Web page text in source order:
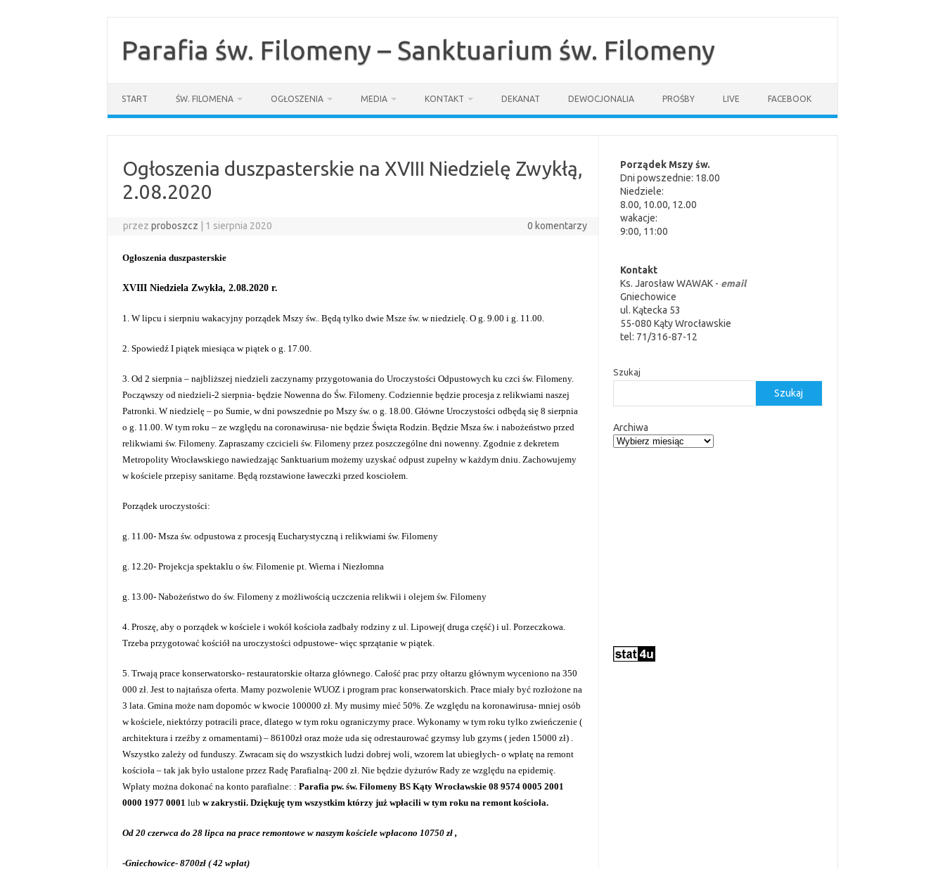
treściParafia św. Filomeny – Sanktuarium św. Filomeny
START ŚW. FILOMENA OGŁOSZENIA MEDIA KONTAKT DEKANAT DEWOCJONALIA PROŚBY LIVE FACEBOOK
Ogłoszenia duszpasterskie na XVIII Niedzielę Zwykłą,
2.08.2020
przezproboszcz 1 sierpnia 2020 0 komentarzy
Ogłoszenia duszpasterskie
XVIII Niedziela Zwykła, 2.08.2020 r.
1. W lipcu i sierpniu wakacyjny porządek Mszy św.. Będą tylko dwie Msze św. w niedzielę. O g. 9.00 i g. 11.00.
2. Spowiedź I piątek miesiąca w piątek o g. 17.00.
3. Od 2 sierpnia – najbliższej niedzieli zaczynamy przygotowania do Uroczystości Odpustowych ku czci św. Filomeny.
Począwszy od niedzieli-2 sierpnia- będzie Nowenna do Św. Filomeny. Codziennie będzie procesja z relikwiami naszej
Patronki. W niedzielę – po Sumie, w dni powszednie po Mszy św. o g. 18.00. Główne Uroczystości odbędą się 8 sierpnia
o g. 11.00. W tym roku – ze względu na coronawirusa- nie będzie Święta Rodzin. Będzie Msza św. i nabożeństwo przed
relikwiami św. Filomeny. Zapraszamy czcicieli św. Filomeny przez poszczególne dni nowenny. Zgodnie z dekretem
Metropolity Wrocławskiego nawiedzając Sanktuarium możemy uzyskać odpust zupełny w każdym dniu. Zachowujemy
w kościele przepisy sanitarne. Będą rozstawione ławeczki przed kosciołem.
Porządek uroczystości:
g. 11.00- Msza św. odpustowa z procesją Eucharystyczną i relikwiami św. Filomeny
g. 12.20- Projekcja spektaklu o św. Filomenie pt. Wierna i Niezłomna
g. 13.00- Nabożeństwo do św. Filomeny z możliwością uczczenia relikwii i olejem św. Filomeny
4. Proszę, aby o porządek w kościele i wokół kościoła zadbały rodziny z ul. Lipowej( druga część) i ul. Porzeczkowa.
Trzeba przygotować kościół na uroczystości odpustowe- więc sprzątanie w piątek.
5. Trwają prace konserwatorsko- restauratorskie ołtarza głównego. Całość prac przy ołtarzu głównym wyceniono na 350
000 zł. Jest to najtańsza oferta. Mamy pozwolenie WUOZ i program prac konserwatorskich. Prace miały być rozłożone na
3 lata. Gmina może nam dopomóc w kwocie 100000 zł. My musimy mieć 50%. Ze względu na koronawirusa- mniej osób
w kościele, niektórzy potracili prace, dlatego w tym roku ograniczymy prace. Wykonamy w tym roku tylko zwieńczenie (
architektura i rzeźby z ornamentami) – 86100zł oraz może uda się odrestaurować gzymsy lub gzyms ( jeden 15000 zł) .
Wszystko zależy od funduszy. Zwracam się do wszystkich ludzi dobrej woli, wzorem lat ubiegłych- o wpłatę na remont
kościoła – tak jak było ustalone przez Radę Parafialną- 200 zł. Nie będzie dyżurów Rady ze względu na epidemię.
Wpłaty można dokonać na konto parafialne: : Parafia pw. św. Filomeny BS Kąty Wrocławskie 08 9574 0005 2001
0000 1977 0001 lub w zakrystii. Dziękuję tym wszystkim którzy już wpłacili w tym roku na remont kościoła.
Od 20 czerwca do 28 lipca na prace remontowe w naszym kościele wpłacono 10750 zł ,
-Gniechowice- 8700zł ( 42 wpłat)
Porządek Mszy św.
Dni powszednie: 18.00
Niedziele:
8.00, 10.00, 12.00
wakacje:
9:00, 11:00
Kontakt
Ks. Jarosław WAWAK - email
Gniechowice
ul. Kątecka 53
55-080 Kąty Wrocławskie
tel: 71/316-87-12
Szukaj
Szukaj
Archiwa